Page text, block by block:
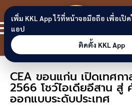
Skip to content
ข
CEA ขอนแก่น เปิดเทศก
2566 โชว์ไอเดียอีสาน สู่
ออกแบบระดับประเทศ
เพิ่ม KKL App ไว้ที่หน้าจอมือถือ เพื่อเปิ
แอป
ติดตั้ง KKL App